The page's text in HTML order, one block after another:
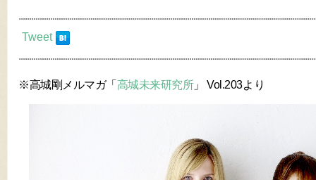
Tweet
※高城剛メルマガ「 高城未来研究所」 Vol.203より